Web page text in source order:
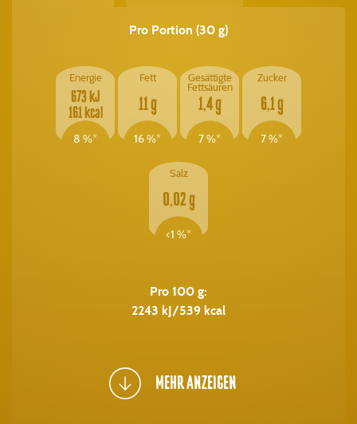
Pro Portion (30 g)
Energie
673 kJ
161 kcal
8 %*
Fett
11 g
16 %*
Gesättigte
Fettsäuren
1,4 g
7 %*
Zucker
6,1 g
7 %*
Salz
0,02 g
<1 %*
Pro 100 g:
2243 kJ/539 kcal
MEHR ANZEIGEN